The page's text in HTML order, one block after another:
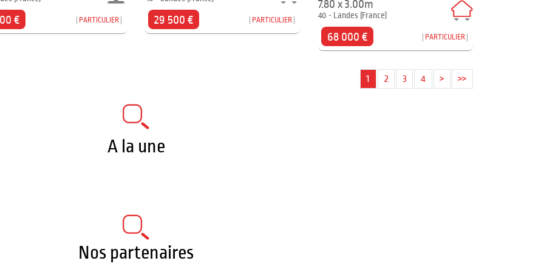
€ PARTICULIER 29 500 € PARTICULIER
7.80 x 3.00m
40 - Landes (France)
68 000 € PARTICULIER
1 2 3 4 > >>
A la une
Nos partenaires